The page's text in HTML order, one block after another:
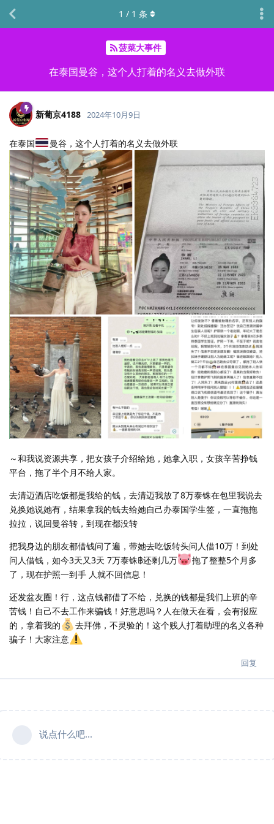
菠菜大事件
在泰国曼谷，这个人打着的名义去做外联
1 / 1 条
新葡京4188 2024年10月9日
在泰国 曼谷，这个人打着的名义去做外联
～和我说资源共享，把女孩子介绍给她，她拿入职，女孩辛苦挣钱
平台，拖了半个月不给人家。
去清迈酒店吃饭都是我给的钱，去清迈我放了8万泰铢在包里我说去
兑换她说她有，结果拿我的钱去给她自己办泰国学生签，一直拖拖
拉拉，说回曼谷转，到现在都没转
把我身边的朋友都借钱问了遍，带她去吃饭转头问人借10万！到处
问人借钱，如今3天又3天 7万泰铢฿还剩几万
拖了整整5个月多
了，现在护照一到手 人就不回信息！
还发盆友圈！行，这点钱都借了不给，兑换的钱都是我们上班的辛
苦钱！自己不去工作来骗钱！好意思吗？人在做天在看，会有报应
的，拿着我的
去拜佛，不灵验的！这个贱人打着助理的名义各种
骗子！大家注意
回复
说点什么吧...